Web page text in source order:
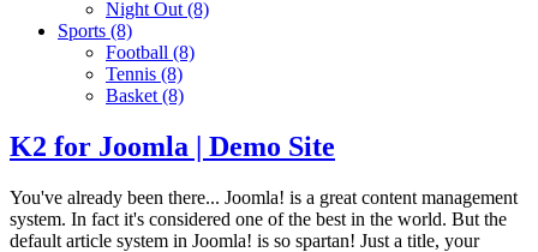
Night Out (8)
Sports (8)
Football (8)
Tennis (8)
Basket (8)
K2 for Joomla | Demo Site
You've already been there... Joomla! is a great content management
system. In fact it's considered one of the best in the world. But the
default article system in Joomla! is so spartan! Just a title, your